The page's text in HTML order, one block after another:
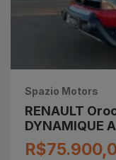
Spazio Motors
RENAULT
DYNAMIQUE